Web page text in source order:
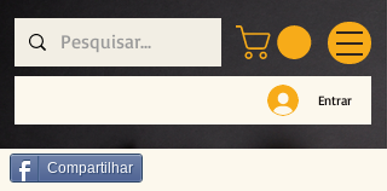
Entrar
Compartilhar